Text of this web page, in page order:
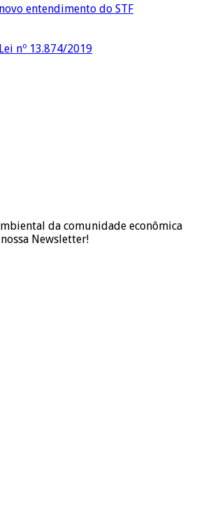
entendimento do STF
nº 13.874/2019
da comunidade econômica
Newsletter!